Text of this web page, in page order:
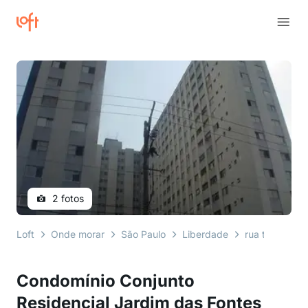
Condomínio Conjunto
Residencial Jardim das Fontes
2 fotos
Loft Onde morar São Paulo Liberdade rua